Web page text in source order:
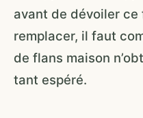
avant de dévoiler
remplacer, il faut
de flans maison
tant espéré.